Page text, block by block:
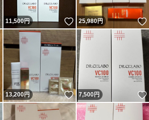
いいね！
11,500円 いいね！
25,980円
いいね！
13,200円 いいね！
7,500円